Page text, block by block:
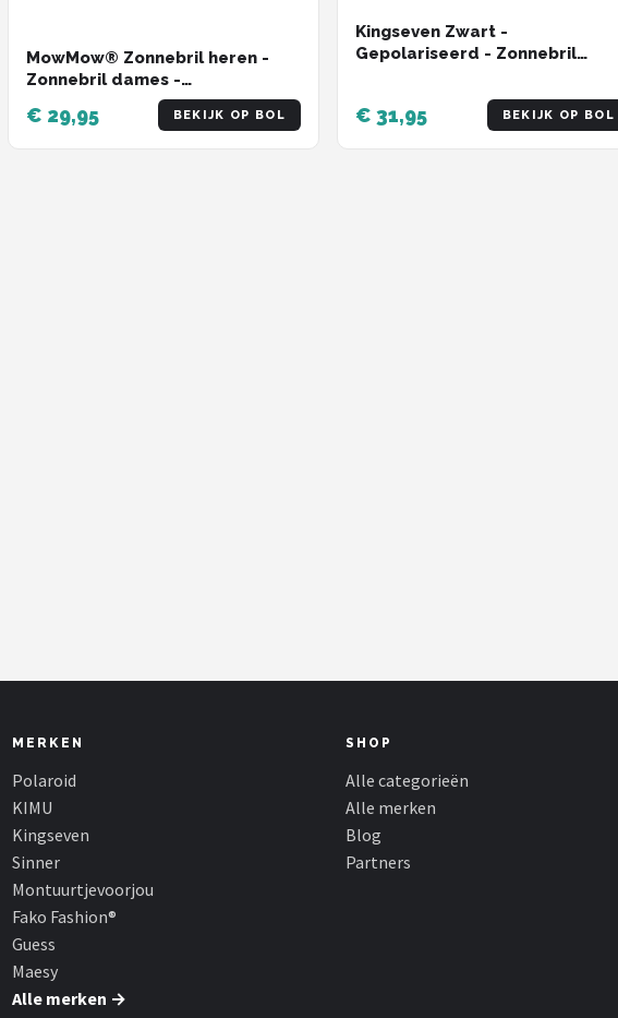
MowMow® Zonnebril heren -
Zonnebril dames -
Gepolariseerd - X-CelLens -
THOR
€ 29,95 BEKIJK OP BOL
Kingseven Zwart -
Gepolariseerd - Zonnebril
€ 31,95 BEKIJK OP BOL
MERKEN
Polaroid
KIMU
Kingseven
Sinner
Montuurtjevoorjou
Fako Fashion®
Guess
Maesy
Alle merken →
SHOP
Alle categorieën
Alle merken
Blog
Partners